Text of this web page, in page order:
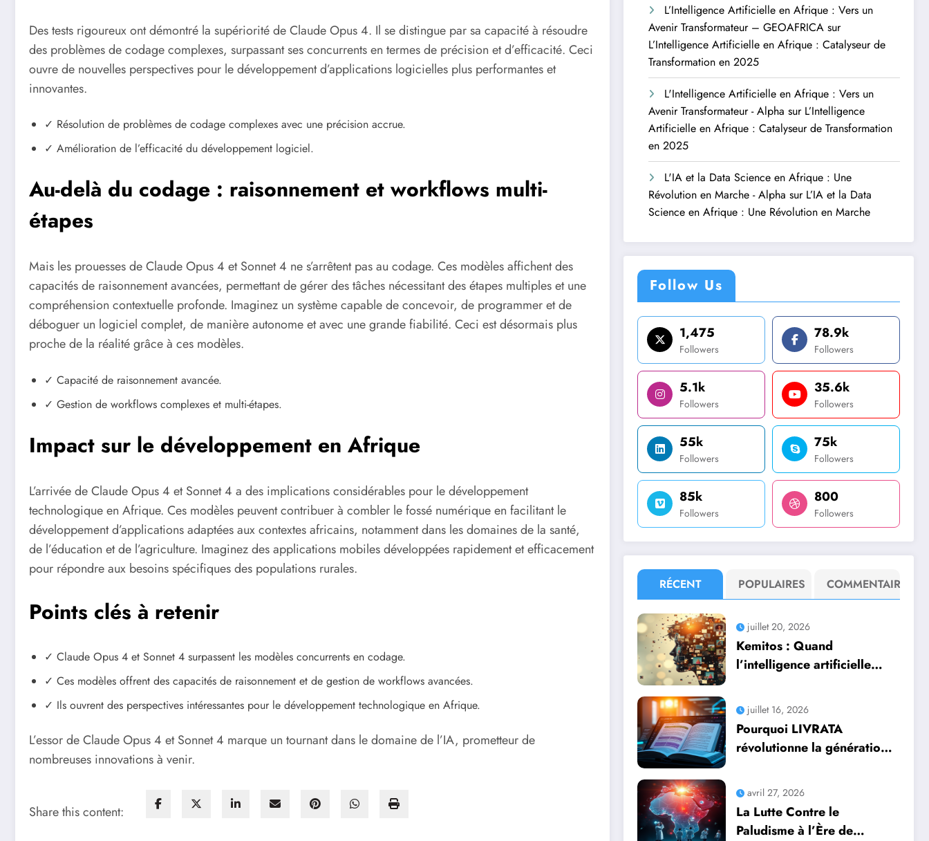
Des tests rigoureux ont démontré la supériorité de Claude Opus 4. Il se distingue par sa capacité à résoudre
des problèmes de codage complexes, surpassant ses concurrents en termes de précision et d’efficacité. Ceci
ouvre de nouvelles perspectives pour le développement d’applications logicielles plus performantes et
innovantes.
✓ Résolution de problèmes de codage complexes avec une précision accrue.
✓ Amélioration de l’efficacité du développement logiciel.
Au-delà du codage : raisonnement et workflows multi-
étapes
Mais les prouesses de Claude Opus 4 et Sonnet 4 ne s’arrêtent pas au codage. Ces modèles affichent des
capacités de raisonnement avancées, permettant de gérer des tâches nécessitant des étapes multiples et une
compréhension contextuelle profonde. Imaginez un système capable de concevoir, de programmer et de
déboguer un logiciel complet, de manière autonome et avec une grande fiabilité. Ceci est désormais plus
proche de la réalité grâce à ces modèles.
✓ Capacité de raisonnement avancée.
✓ Gestion de workflows complexes et multi-étapes.
Impact sur le développement en Afrique
L’arrivée de Claude Opus 4 et Sonnet 4 a des implications considérables pour le développement
technologique en Afrique. Ces modèles peuvent contribuer à combler le fossé numérique en facilitant le
développement d’applications adaptées aux contextes africains, notamment dans les domaines de la santé,
de l’éducation et de l’agriculture. Imaginez des applications mobiles développées rapidement et efficacement
pour répondre aux besoins spécifiques des populations rurales.
Points clés à retenir
✓ Claude Opus 4 et Sonnet 4 surpassent les modèles concurrents en codage.
✓ Ces modèles offrent des capacités de raisonnement et de gestion de workflows avancées.
✓ Ils ouvrent des perspectives intéressantes pour le développement technologique en Afrique.
L’essor de Claude Opus 4 et Sonnet 4 marque un tournant dans le domaine de l’IA, prometteur de
nombreuses innovations à venir.
Share this content:
L’Intelligence Artificielle en Afrique : Vers un
Avenir Transformateur – GEOAFRICA sur
L’Intelligence Artificielle en Afrique : Catalyseur de
Transformation en 2025
L'Intelligence Artificielle en Afrique : Vers un
Avenir Transformateur - Alpha sur L’Intelligence
Artificielle en Afrique : Catalyseur de Transformation
en 2025
L'IA et la Data Science en Afrique : Une
Révolution en Marche - Alpha sur L’IA et la Data
Science en Afrique : Une Révolution en Marche
Follow Us
1,475
Followers
78.9k
Followers
5.1k
Followers
35.6k
Followers
55k
Followers
75k
Followers
85k
Followers
800
Followers
RÉCENT POPULAIRES COMMENTAIRE
juillet 20, 2026
Kemitos : Quand
l’intelligence artificielle
juillet 16, 2026
Pourquoi LIVRATA
révolutionne la génération
professionnels avec
l’intelligence artificielle
avril 27, 2026
La Lutte Contre le
Paludisme à l’Ère de